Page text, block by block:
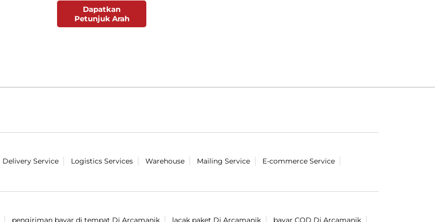
Dapatkan
Petunjuk Arah
Delivery Service Logistics Services Warehouse Mailing Service
E-commerce Service
pengiriman bayar di tempat Di Arcamanik lacak paket Di Arcamanik bayar COD Di Arcamanik